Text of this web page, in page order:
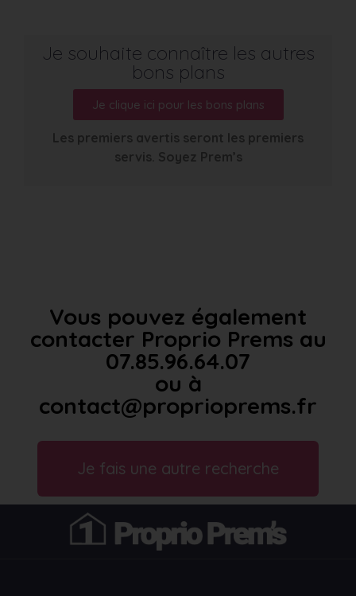
Je souhaite connaître les autres
bons plans
Je clique ici pour les bons plans
Les premiers avertis seront les premiers
servis. Soyez Prem’s
Vous pouvez également
contacter Proprio Prems au
07.85.96.64.07
ou à
contact@proprioprems.fr
Je fais une autre recherche